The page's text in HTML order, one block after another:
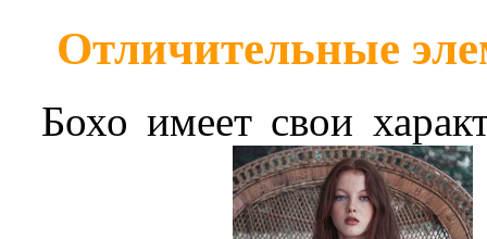
Отличительные
Бохо имеет свои